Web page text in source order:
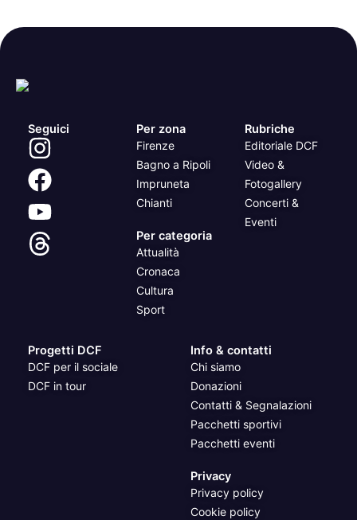
Seguici Per zona
Firenze
Bagno a Ripoli
Impruneta
Chianti
Per categoria
Attualità
Cronaca
Cultura
Sport
Rubriche
Editoriale DCF
Video &
Fotogallery
Concerti &
Eventi
Progetti DCF
DCF per il sociale
DCF in tour
Info & contatti
Chi siamo
Donazioni
Contatti & Segnalazioni
Pacchetti sportivi
Pacchetti eventi
Privacy
Privacy policy
Cookie policy